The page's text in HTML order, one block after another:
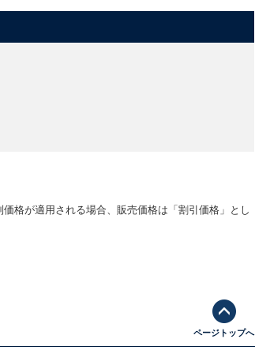
格が適用される場合、販売価格は「割引価格」とし
ページトップへ